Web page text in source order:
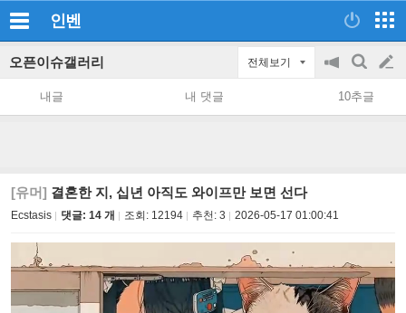
인벤
오픈이슈갤러리 전체보기
공
지
on/off
검
색
글
쓰
내글 내 댓글 10추글
[유머] 결혼한 지, 십년 아직도 와이프만 보면 선다
Ecstasis 댓글: 14 개 조회: 12194 추천: 3 2026-05-17 01:00:41